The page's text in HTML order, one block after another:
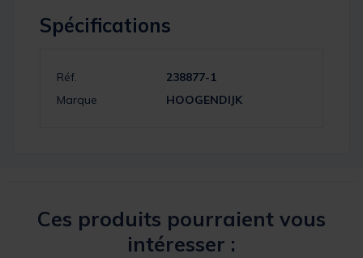
Spécifications
Réf.
238877-1
Marque
HOOGENDIJK
Ces produits pourraient vous
intéresser :